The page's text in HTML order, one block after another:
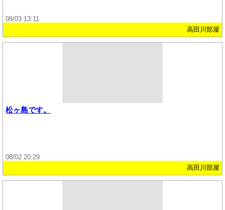
08/03 13:11
高田川部屋
松ヶ島です。
08/02 20:29
高田川部屋